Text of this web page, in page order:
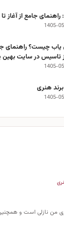
جامع از آغاز
یاب چیست؟ راهنمای
تاسیس در سایت بهین
هنری
من نازلی است و